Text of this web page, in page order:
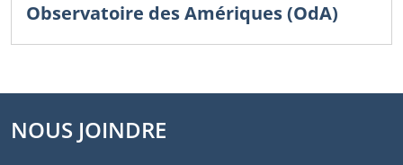
Observatoire des Amériques (OdA)
NOUS JOINDRE